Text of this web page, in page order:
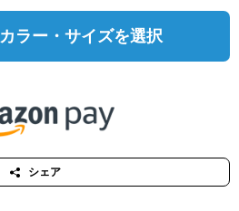
カラー・サイズを選択
シェア